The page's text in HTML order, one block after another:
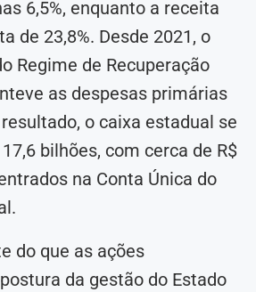
6,5%, enquanto a receita
de 23,8%. Desde 2021, o
Regime de Recuperação
as despesas primárias
o caixa estadual se
bilhões, com cerca de R$
na Conta Única do
do que as ações
da gestão do Estado